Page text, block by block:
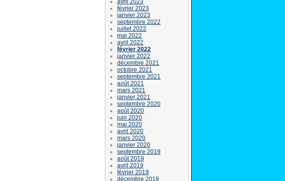
février 2023
janvier 2023
septembre 2022
juillet 2022
mai 2022
avril 2022
février 2022
janvier 2022
décembre 2021
octobre 2021
septembre 2021
août 2021
mars 2021
janvier 2021
septembre 2020
août 2020
juin 2020
mai 2020
avril 2020
mars 2020
janvier 2020
septembre 2019
août 2019
avril 2019
février 2019
décembre 2018